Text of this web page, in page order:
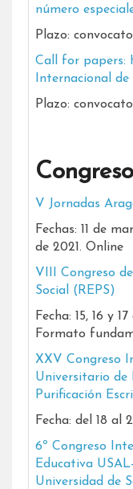
número
Plazo:
Call for papers:
Internacional
Plazo:
V Jornadas
Fechas: 11 de
de 2021. Online
VIII Congreso
Social (REPS)
Fecha: 15, 16 y
Formato
XXV Congreso
Universitario de
Purificación
Fecha: del 18 al
6º Congreso
Educativa
Universidad de